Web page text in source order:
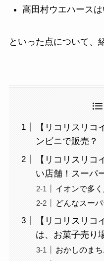
高田村ウエハース
といった点について、
【リコリスリコ
ンビニで販売？
【リコリスリコ
い店舗！スーパ
イオンで多
どんなスー
【リコリスリコ
は、お菓子売り
おかしのま